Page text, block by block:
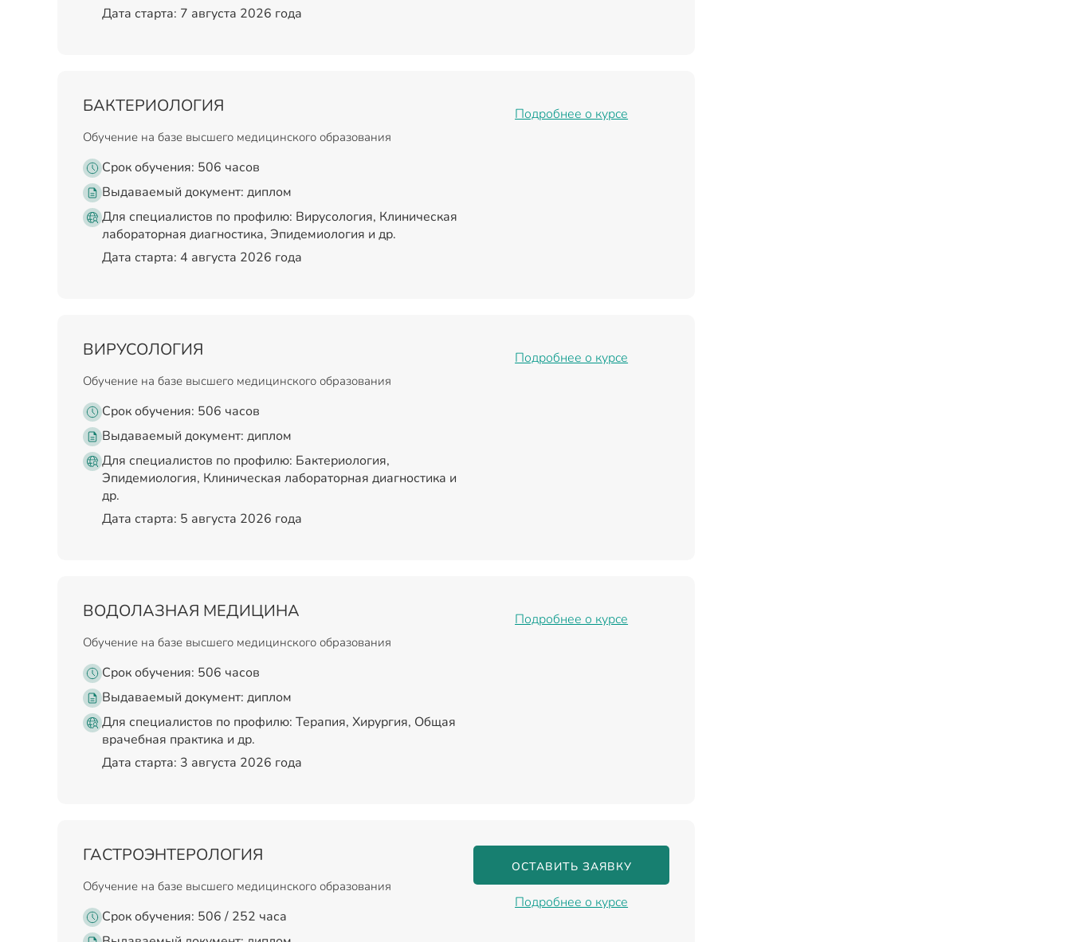
Дата старта: 7 августа 2026 года
БАКТЕРИОЛОГИЯ
Обучение на базе высшего медицинского образования
Срок обучения: 506 часов
Выдаваемый документ: диплом
Для специалистов по профилю: Вирусология, Клиническая
лабораторная диагностика, Эпидемиология и др.
Дата старта: 4 августа 2026 года
Подробнее о курсе
ВИРУСОЛОГИЯ
Обучение на базе высшего медицинского образования
Срок обучения: 506 часов
Выдаваемый документ: диплом
Для специалистов по профилю: Бактериология,
Эпидемиология, Клиническая лабораторная диагностика и
др.
Дата старта: 5 августа 2026 года
Подробнее о курсе
ВОДОЛАЗНАЯ МЕДИЦИНА
Обучение на базе высшего медицинского образования
Срок обучения: 506 часов
Выдаваемый документ: диплом
Для специалистов по профилю: Терапия, Хирургия, Общая
врачебная практика и др.
Дата старта: 3 августа 2026 года
Подробнее о курсе
ГАСТРОЭНТЕРОЛОГИЯ
Обучение на базе высшего медицинского образования
Срок обучения: 506 / 252 часа
ОСТАВИТЬ ЗАЯВКУ
Подробнее о курсе